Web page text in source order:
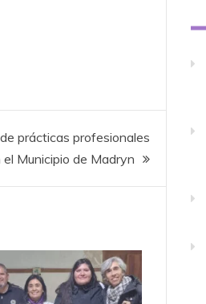
prácticas profesionales
el Municipio de Madryn